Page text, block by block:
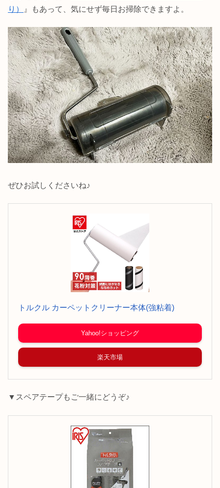
り）
』もあって、気にせず毎日お掃除できますよ。
ぜひお試しくださいね♪
トルクル カーペットクリーナー本体(強粘着)
Yahoo!ショッピング
楽天市場
▼スペアテープもご一緒にどうぞ♪